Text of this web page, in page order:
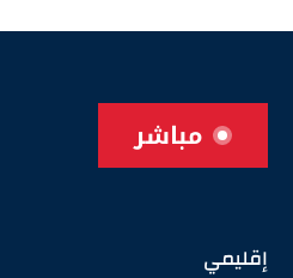
مباشر
إقليمي